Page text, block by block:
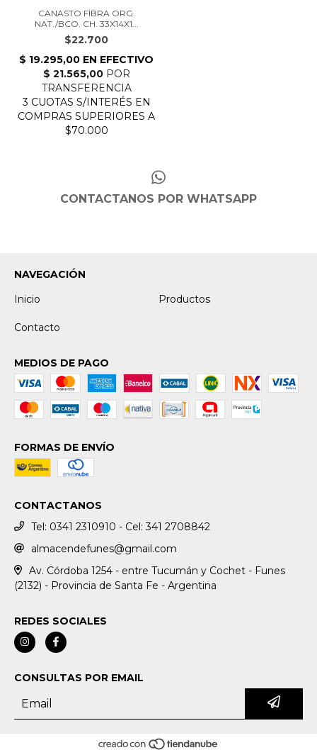
CANASTO FIBRA ORG.
NAT./BCO. CH. 33X14X1...
$22.700
CONTACTANOS POR WHATSAPP
NAVEGACIÓN
Inicio
Productos
Contacto
MEDIOS DE PAGO
FORMAS DE ENVÍO
CONTACTANOS
Tel: 0341 2310910 - Cel: 341 2708842
almacendefunes@gmail.com
Av. Córdoba 1254 - entre Tucumán y Cochet - Funes
(2132) - Provincia de Santa Fe - Argentina
REDES SOCIALES
CONSULTAS POR EMAIL